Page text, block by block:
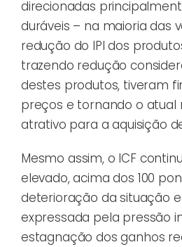
direcionadas
duráveis – na maioria das
redução do IPI dos
trazendo redução
destes produtos, tiveram
preços e tornando o
atrativo para a aquisição
Mesmo assim, o ICF
elevado, acima dos 100
deterioração da situação
expressada pela pressão
estagnação dos ganhos